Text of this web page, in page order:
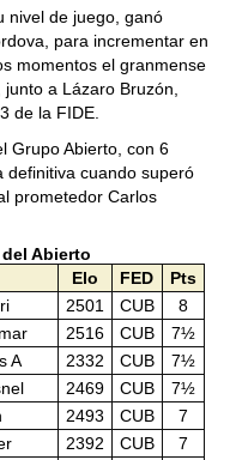
nivel de juego, ganó
para incrementar en
momentos el granmense
a Lázaro Bruzón,
de la FIDE.
Grupo Abierto, con 6
definitiva cuando superó
prometedor Carlos
Abierto
Elo FED
Pts
2501 CUB
8
2516 CUB
7½
A 2332 CUB
7½
2469 CUB
7½
2493 CUB
7
2392 CUB
7